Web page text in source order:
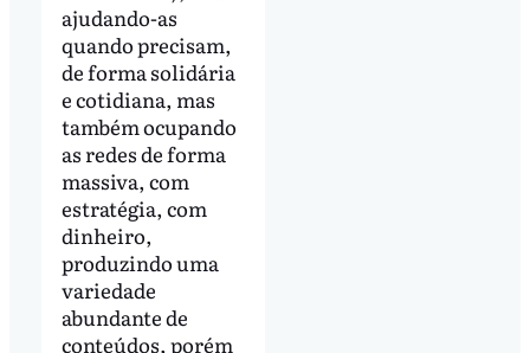
ajudando-as
quando precisam,
de forma solidária
e cotidiana, mas
também ocupando
as redes de forma
massiva, com
estratégia, com
dinheiro,
produzindo uma
variedade
abundante de
conteúdos, porém